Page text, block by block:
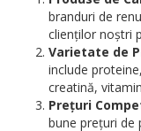
branduri de
clienților noștri
Varietate de
include
creatină,
Prețuri
bune prețuri de